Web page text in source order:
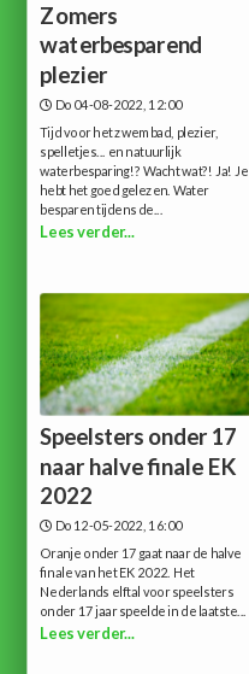
Zomers
waterbesparend
plezier
Do 04-08-2022, 12:00
Tijd voor het zwembad, plezier,
spelletjes... en natuurlijk
waterbesparing!? Wacht wat?! Ja! Je
hebt het goed gelezen. Water
besparen tijdens de...
Lees verder...
Speelsters onder 17
naar halve finale EK
2022
Do 12-05-2022, 16:00
Oranje onder 17 gaat naar de halve
finale van het EK 2022. Het
Nederlands elftal voor speelsters
onder 17 jaar speelde in de laatste...
Lees verder...